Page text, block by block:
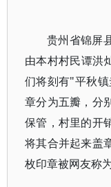
贵州省锦屏
由本村村民谭洪
们将刻有"平秋
章分为五瓣，分
保管，村里的开
将其合并起来盖
枚印章被网友称